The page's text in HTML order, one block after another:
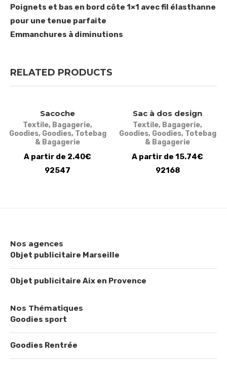
Poignets et bas en bord côte 1×1 avec fil élasthanne
pour une tenue parfaite
Emmanchures à diminutions
RELATED PRODUCTS
Sacoche
Textile, Bagagerie,
Goodies, Goodies, Totebag
& Bagagerie
A partir de 2.40€
92547
Sac à dos design
Textile, Bagagerie,
Goodies, Goodies, Totebag
& Bagagerie
A partir de 15.74€
92168
Nos agences
Objet publicitaire Marseille
Objet publicitaire Aix en Provence
Nos Thématiques
Goodies sport
Goodies Rentrée